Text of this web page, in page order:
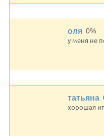
оля 0%
у меня не
татьяна
хорошая